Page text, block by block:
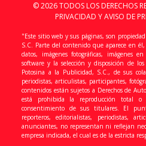
© 2026 TODOS LOS DERECHOS
PRIVACIDAD Y AVISO DE
"Este sitio web y sus páginas, son
S.C. Parte del contenido que aparece en
datos, imágenes fotográficas, imágenes
software y la selección y disposición de
Potosina a la Publicidad, S.C., de sus
periodistas, articulistas, participantes,
contenidos están sujetos a Derechos de
está prohibida la reproducción total
consentimiento de sus titulares. El
reporteros, editorialistas, periodistas,
anunciantes, no representan ni reflejan
empresa indicada, el cual es de la estricta